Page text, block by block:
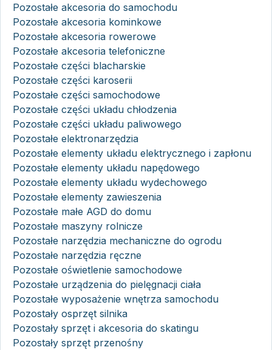
Pozostałe akcesoria do samochodu
Pozostałe akcesoria kominkowe
Pozostałe akcesoria rowerowe
Pozostałe akcesoria telefoniczne
Pozostałe części blacharskie
Pozostałe części karoserii
Pozostałe części samochodowe
Pozostałe części układu chłodzenia
Pozostałe części układu paliwowego
Pozostałe elektronarzędzia
Pozostałe elementy układu elektrycznego i zapłonu
Pozostałe elementy układu napędowego
Pozostałe elementy układu wydechowego
Pozostałe elementy zawieszenia
Pozostałe małe AGD do domu
Pozostałe maszyny rolnicze
Pozostałe narzędzia mechaniczne do ogrodu
Pozostałe narzędzia ręczne
Pozostałe oświetlenie samochodowe
Pozostałe urządzenia do pielęgnacji ciała
Pozostałe wyposażenie wnętrza samochodu
Pozostały osprzęt silnika
Pozostały sprzęt i akcesoria do skatingu
Pozostały sprzęt przenośny